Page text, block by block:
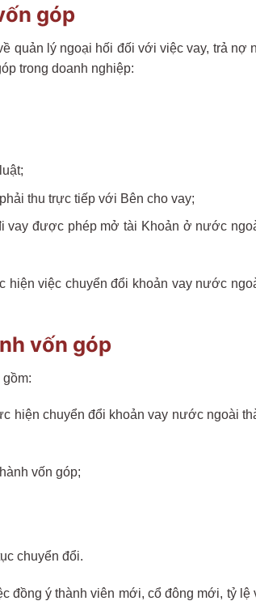
góp
quản lý ngoại hối đối với việc vay, trả nợ
trong doanh nghiệp:
thu trực tiếp với Bên cho vay;
được phép mở tài Khoản ở nước
hiện việc chuyển đổi khoản vay nước
vốn góp
hiện chuyển đổi khoản vay nước ngoài
vốn góp;
chuyển đổi.
đồng ý thành viên mới, cổ đông mới, tỷ lệ